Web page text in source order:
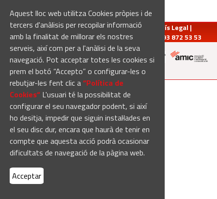
Aquest lloc web utilitza Cookies pròpies i de
tercers d'anàlisis per recopilar informació
amb la finalitat de millorar els nostres
serveis, així com per a l'anàlisi de la seva
navegació. Pot acceptar totes les cookies si
prem el botó “Accepto” o configurar-les o
rebutjar-les fent clic a“Política de
Cookies“ L'usuari té la possibilitat de
configurar el seu navegador podent, si així
ho desitja, impedir que siguin instal·lades en
el seu disc dur, encara que haurà de tenir en
compte que aquesta acció podrà ocasionar
dificultats de navegació de la pàgina web.
Acceptar
redaccio@manresadiari.cat|Qui som Avís Legal |
Pompeu Fabra, 7-13, 08240-Manresa | Tel.: 93 872 53 53
Altres mitjans del grup:
[Web creada perDuma Interactiva